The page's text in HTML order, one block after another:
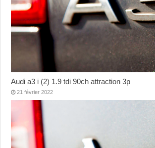
Audi a3 i (2) 1.9 tdi 90ch attraction 3p
21 février 2022